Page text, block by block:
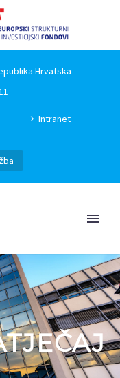
Hrvatska
Intranet